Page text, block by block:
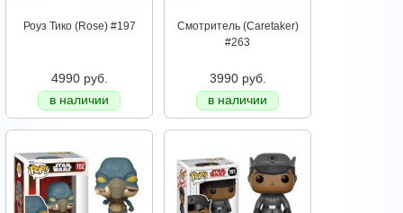
Роуз Тико (Rose) #197
4990 руб.
в наличии
Смотритель (Caretaker)
#263
3990 руб.
в наличии